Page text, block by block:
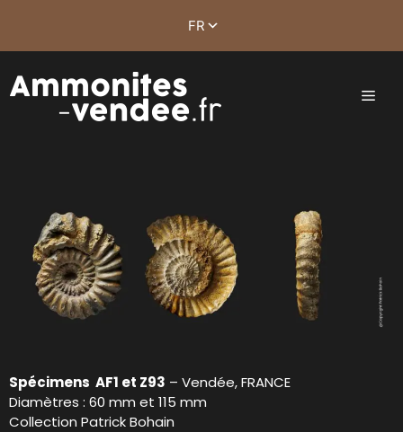
Spécimens AF1 et Z93 – Vendée, FRANCE
Diamètres : 60 mm et 115 mm
Collection Patrick Bohain